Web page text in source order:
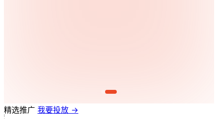
精选推广 我要投放 →